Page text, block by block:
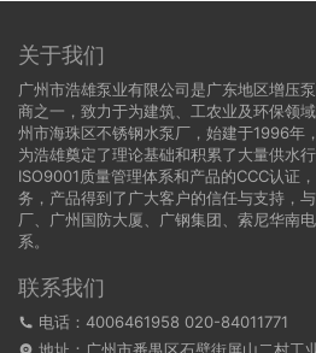
关于我们
广州市浩雄泵业有限公司是广东地区增压
商之一，致力于为建筑、工农业及环保领
州市海珠区不锈钢水泵厂，始建于1996年
为浩雄奠定了理论基础和积累了大量供水
ISO9001质量管理体系和产品的CCC认证
务，产品得到了广大客户的信任与支持，
厂、广州国防大厦、广钢集团、索尼华南
系。
联系我们
电话：4006461958 020-84011771